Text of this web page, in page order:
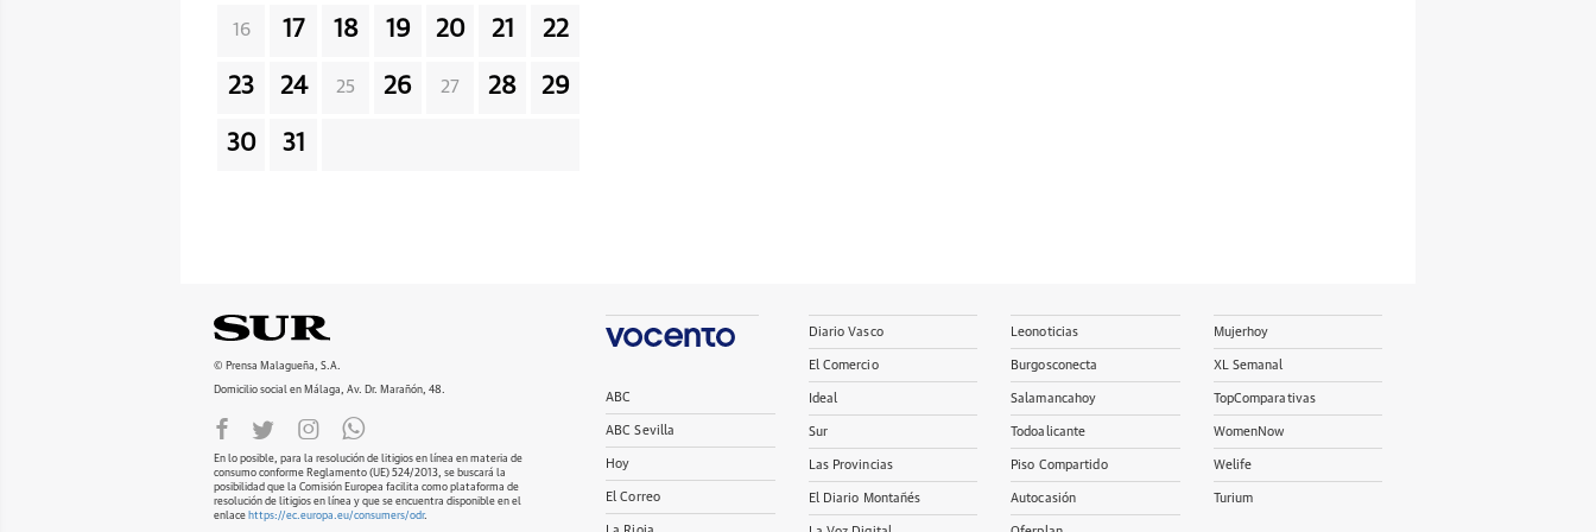
16 17 18 19 20 21 22
23 24 25 26 27 28 29
30 31
© Prensa Malagueña, S.A.
Domicilio social en Málaga, Av. Dr. Marañón, 48.
En lo posible, para la resolución de litigios en línea en materia de
consumo conforme Reglamento (UE) 524/2013, se buscará la
posibilidad que la Comisión Europea facilita como plataforma de
resolución de litigios en línea y que se encuentra disponible en el
enlace https://ec.europa.eu/consumers/odr.
ABC
ABC Sevilla
Hoy
El Correo
Diario Vasco
El Comercio
Ideal
Sur
Las Provincias
El Diario Montañés
Leonoticias
Burgosconecta
Salamancahoy
Todoalicante
Piso Compartido
Autocasión
Mujerhoy
XL Semanal
TopComparativas
WomenNow
Welife
Turium